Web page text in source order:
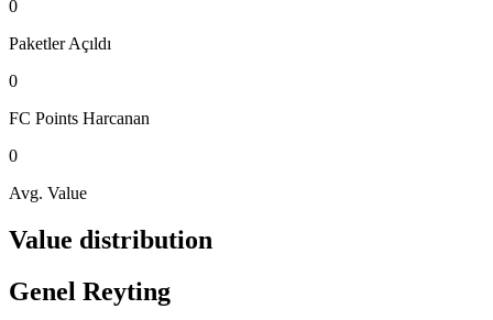
0
Paketler Açıldı
0
FC Points Harcanan
0
Avg. Value
Value distribution
Genel Reyting